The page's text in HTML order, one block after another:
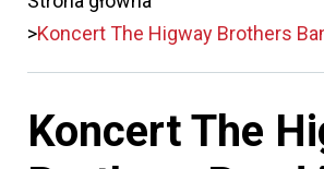
Koncert The Higway Brothers
Koncert The